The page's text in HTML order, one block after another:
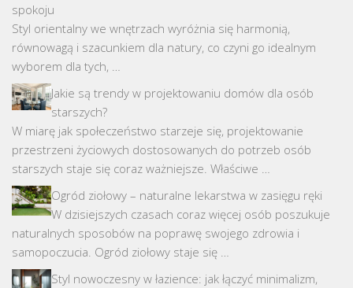
spokoju
Styl orientalny we wnętrzach wyróżnia się harmonią,
równowagą i szacunkiem dla natury, co czyni go idealnym
wyborem dla tych, …
Jakie są trendy w projektowaniu domów dla osób
starszych?
W miarę jak społeczeństwo starzeje się, projektowanie
przestrzeni życiowych dostosowanych do potrzeb osób
starszych staje się coraz ważniejsze. Właściwe …
Ogród ziołowy – naturalne lekarstwa w zasięgu ręki
W dzisiejszych czasach coraz więcej osób poszukuje
naturalnych sposobów na poprawę swojego zdrowia i
samopoczucia. Ogród ziołowy staje się …
Styl nowoczesny w łazience: jak łączyć minimalizm,